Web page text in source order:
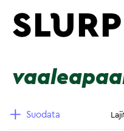
Suodata